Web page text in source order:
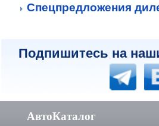
Спецпредложения
Подпишитесь на
АвтоКаталог